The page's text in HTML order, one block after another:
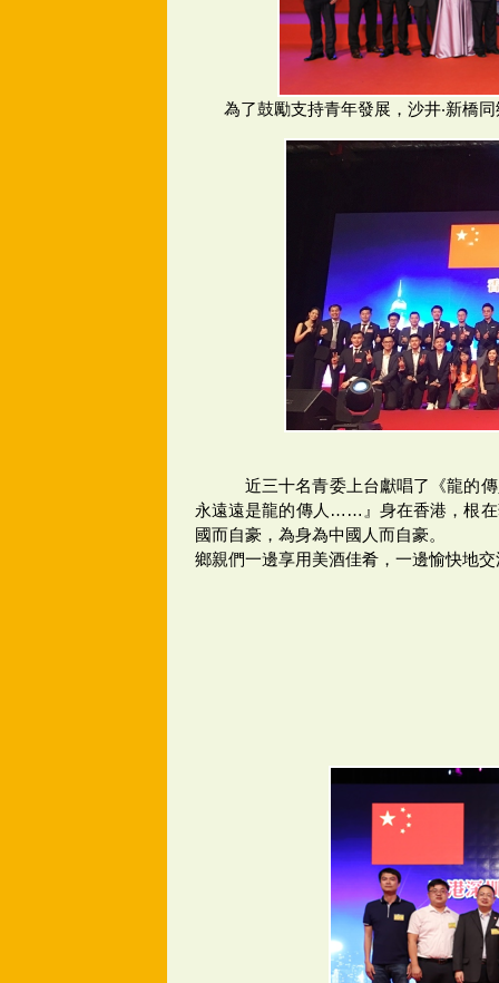
為了鼓勵支持青年發展，沙井‧新橋
近三十名青委上台獻唱了《龍的
永遠遠是龍的傳人……』身在香港，根在
國而自豪，為身為中國人而自豪。
鄉親們一邊享用美酒佳肴，一邊愉快地